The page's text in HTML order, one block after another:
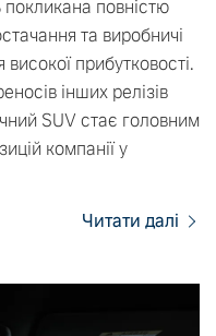
повністю
та виробничі
прибутковості.
інших релізів
SUV стає головним
компанії у
Читати далі